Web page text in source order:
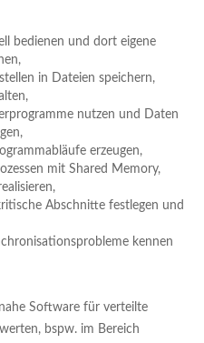
bedienen und dort eigene
in Dateien speichern,
nutzen und Daten
erzeugen,
mit Shared Memory,
Abschnitte festlegen und
kennen
Software für verteilte
bspw. im Bereich